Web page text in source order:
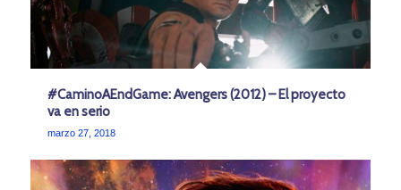
#CaminoAEndGame: Avengers (2012) – El proyecto
va en serio
marzo 27, 2018